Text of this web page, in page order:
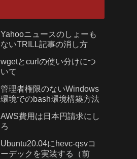
Yahooニュースのしょーも
ないTRILL記事の消し方
wgetとcurlの使い分けにつ
いて
管理者権限のないWindows
環境でのbash環境構築方法
AWS費用は日本円請求にし
ろ
Ubuntu20.04にhevc-qsvコ
ーデックを実装する（前